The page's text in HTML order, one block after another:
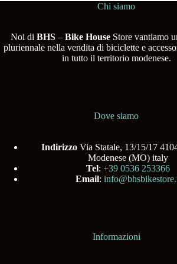
Chi siamo
Noi di BHS– Bike HouseStore vantiamo
pluriennale nella vendita di biciclette e
in tutto il territorio modenese.
Dove siamo
Indirizzo Via Statale, 13/15/17
Modenese (MO) italy
Tel:+39 0536 253366
Email:
Informazioni